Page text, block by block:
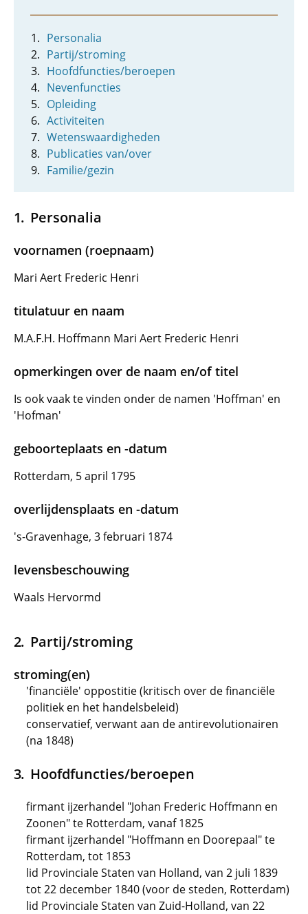
Personalia
Partij/stroming
Hoofdfuncties/beroepen
Nevenfuncties
Opleiding
Activiteiten
Wetenswaardigheden
Publicaties van/over
Familie/gezin
Personalia
voornamen (roepnaam)
Mari Aert Frederic Henri
titulatuur en naam
M.A.F.H. Hoffmann Mari Aert Frederic Henri
opmerkingen over de naam en/of titel
Is ook vaak te vinden onder de namen 'Hoffman' en
'Hofman'
geboorteplaats en -datum
Rotterdam, 5 april 1795
overlijdensplaats en -datum
's-Gravenhage, 3 februari 1874
levensbeschouwing
Waals Hervormd
Partij/stroming
stroming(en)
'financiële' oppostitie (kritisch over de financiële
politiek en het handelsbeleid)
conservatief, verwant aan de antirevolutionairen
(na 1848)
Hoofdfuncties/beroepen
firmant ijzerhandel "Johan Frederic Hoffmann en
Zoonen" te Rotterdam, vanaf 1825
firmant ijzerhandel "Hoffmann en Doorepaal" te
Rotterdam, tot 1853
lid Provinciale Staten van Holland, van 2 juli 1839
tot 22 december 1840 (voor de steden, Rotterdam)
lid Provinciale Staten van Zuid-Holland, van 22